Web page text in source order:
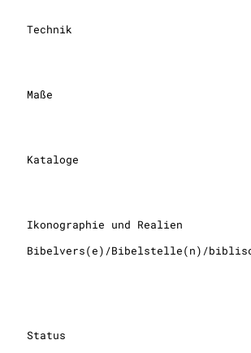
Technik
Maße
Kataloge
Ikonographie und Realien
Bibelvers(e)/Bibelstelle(n)/
Status